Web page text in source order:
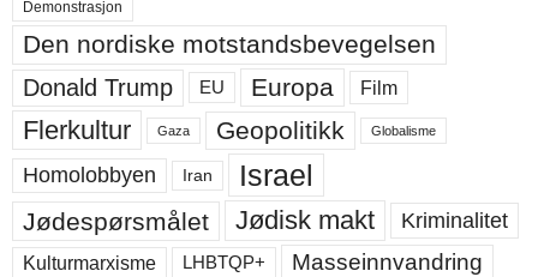
Demonstrasjon
Den nordiske motstandsbevegelsen
Donald Trump EU Europa Film
Flerkultur Gaza Geopolitikk Globalisme
Homolobbyen Iran Israel
Jødespørsmålet Jødisk makt Kriminalitet
Kulturmarxisme LHBTQP+ Masseinnvandring